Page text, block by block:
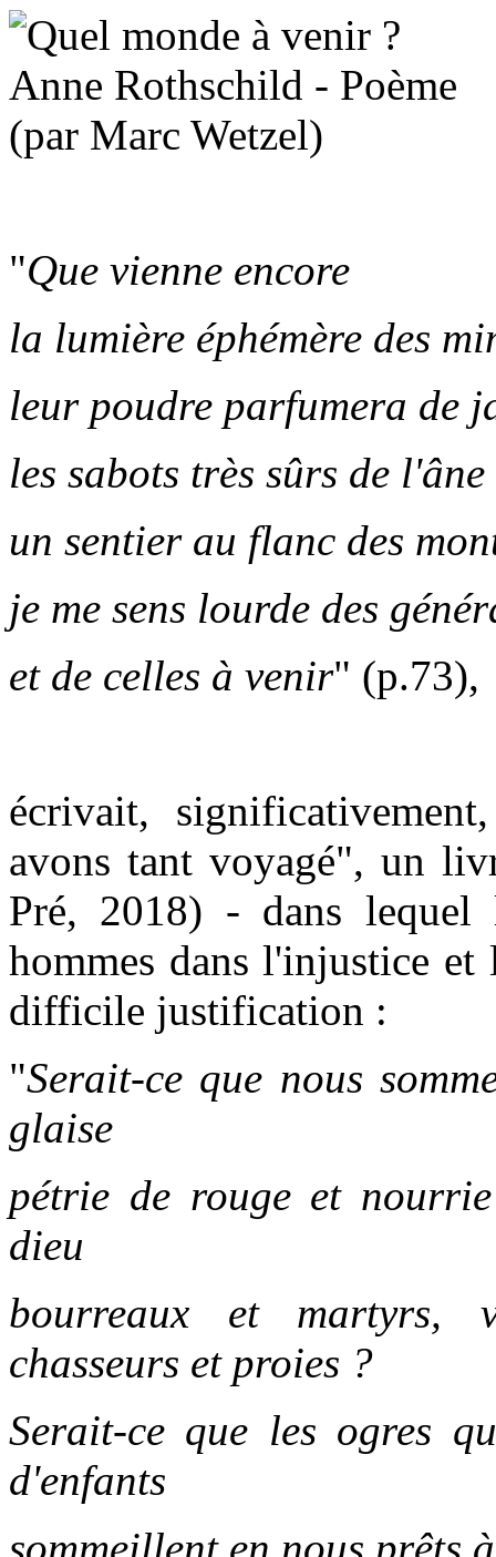
"Que vienne encore
la lumière éphémère des
leur poudre parfumera de
les sabots très sûrs de
un sentier au flanc des
je me sens lourde des
et de celles à venir" (p.73),
écrivait,
avons tant voyagé", un
Pré, 2018) - dans lequel
hommes dans l'injustice et
difficile justification :
"Serait-ce que nous
glaise
pétrie de rouge et
dieu
bourreaux et martyrs,
chasseurs et proies ?
Serait-ce que les ogres
d'enfants
sommeillent en nous prêts